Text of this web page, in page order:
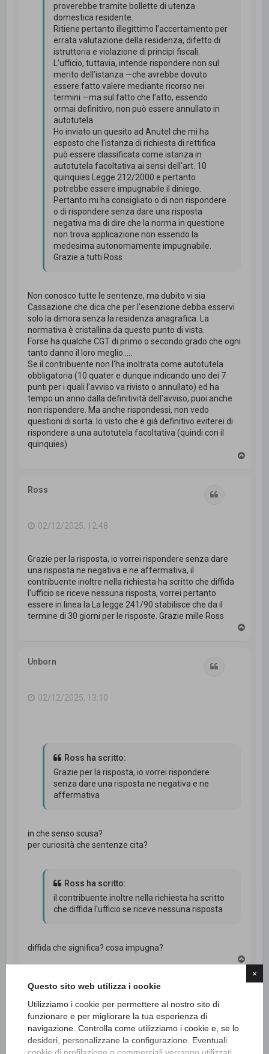
×
Questo sito web utilizza i cookie
Utilizziamo i cookie per permettere al nostro sito di
funzionare e per migliorare la tua esperienza di
navigazione. Controlla come utilizziamo i cookie e, se lo
desideri, personalizzane la configurazione. Eventuali
cookie di profilazione o commerciali verranno utilizzati
proverebbe tramite bollette di utenza
domestica residente.
Ritiene pertanto illegittimo l’accertamento per
errata valutazione della residenza, difetto di
istruttoria e violazione di principi fiscali.
L’ufficio, tuttavia, intende rispondere non sul
merito dell’istanza —che avrebbe dovuto
essere fatto valere mediante ricorso nei
termini —ma sul fatto che l’atto, essendo
ormai definitivo, non può essere annullato in
autotutela.
Ho inviato un quesito ad Anutel che mi ha
esposto che l'istanza di richiesta di rettifica
può essere classificata come istanza in
autotutela facoltativa ai sensi dell'art. 10
quinquies Legge 212/2000 e pertanto
potrebbe essere impugnabile il diniego.
Pertanto mi ha consigliato o di non rispondere
o di rispondere senza dare una risposta
negativa ma di dire che la norma in questione
non trova applicazione non essendo la
medesima autonomamente impugnabile.
Grazie a tutti Ross
Non conosco tutte le sentenze, ma dubito vi sia
Cassazione che dica che per l'esenzione debba esservi
solo la dimora senza la residenza anagrafica. La
normativa è cristallina da questo punto di vista.
Forse ha qualche CGT di primo o secondo grado che ogni
tanto danno il loro meglio.....
Se il contribuente non l'ha inoltrata come autotutela
obbligatoria (10 quater e dunque indicando uno dei 7
punti per i quali l'avviso va rivisto o annullato) ed ha
tempo un anno dalla definitività dell'avviso, puoi anche
non rispondere. Ma anche rispondessi, non vedo
questioni di sorta. Io visto che è già definitivo eviterei di
rispondere a una autotutela facoltativa (quindi con il
quinquies)
Ross
02/12/2025, 12:48
Grazie per la risposta, io vorrei rispondere senza dare
una risposta ne negativa e ne affermativa, il
contribuente inoltre nella richiesta ha scritto che diffida
l'ufficio se riceve nessuna risposta, vorrei pertanto
essere in linea la La legge 241/90 stabilisce che da il
termine di 30 giorni per le risposte. Grazie mille Ross
Unborn
02/12/2025, 13:10
Ross ha scritto:
Grazie per la risposta, io vorrei rispondere
senza dare una risposta ne negativa e ne
affermativa
in che senso scusa?
per curiosità che sentenze cita?
Ross ha scritto:
il contribuente inoltre nella richiesta ha scritto
che diffida l'ufficio se riceve nessuna risposta
diffida che significa? cosa impugna?
Ross
02/12/2025, 13:50